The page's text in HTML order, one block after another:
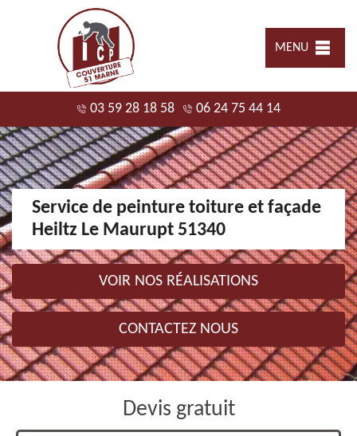
MENU
03 59 28 18 58 06 24 75 44 14
Service de peinture toiture et façade
Heiltz Le Maurupt 51340
VOIR NOS RÉALISATIONS
CONTACTEZ NOUS
Devis gratuit